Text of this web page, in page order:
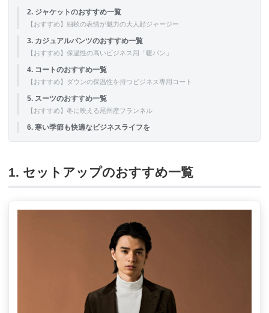
2. ジャケットのおすすめ一覧
【おすすめ】細畝の表情が魅力の大人顔ジャージー
3. カジュアルパンツのおすすめ一覧
【おすすめ】保温性の高いビジネス用「暖パン」
4. コートのおすすめ一覧
【おすすめ】ダウンの保温性を持つビジネス専用コート
5. スーツのおすすめ一覧
【おすすめ】冬に映える尾州産フランネル
6. 寒い季節も快適なビジネスライフを
1. セットアップのおすすめ一覧